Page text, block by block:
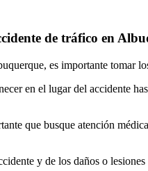
de tráfico en
es importante tomar
en el lugar del accidente
que busque atención
y de los daños o